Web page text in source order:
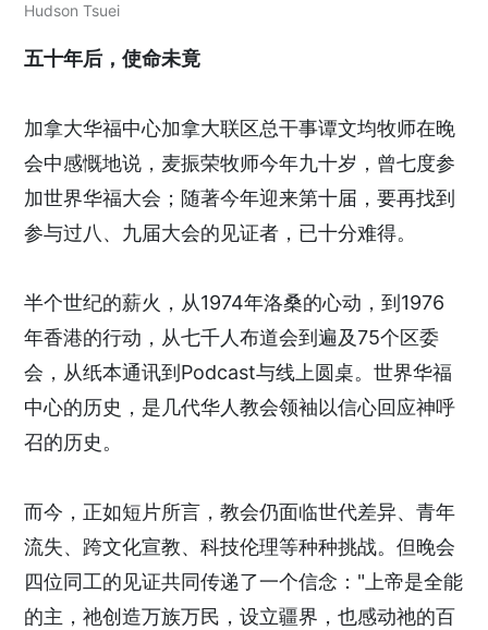
Hudson Tsuei
五十年后，使命未竟
加拿大华福中心加拿大联区总干事谭文均牧师在晚
会中感慨地说，麦振荣牧师今年九十岁，曾七度参
加世界华福大会；随著今年迎来第十届，要再找到
参与过八、九届大会的见证者，已十分难得。
半个世纪的薪火，从1974年洛桑的心动，到1976
年香港的行动，从七千人布道会到遍及75个区委
会，从纸本通讯到Podcast与线上圆桌。世界华福
中心的历史，是几代华人教会领袖以信心回应神呼
召的历史。
而今，正如短片所言，教会仍面临世代差异、青年
流失、跨文化宣教、科技伦理等种种挑战。但晚会
四位同工的见证共同传递了一个信念："上帝是全能
的主，祂创造万族万民，设立疆界，也感动祂的百